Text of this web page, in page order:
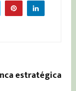
estratégica